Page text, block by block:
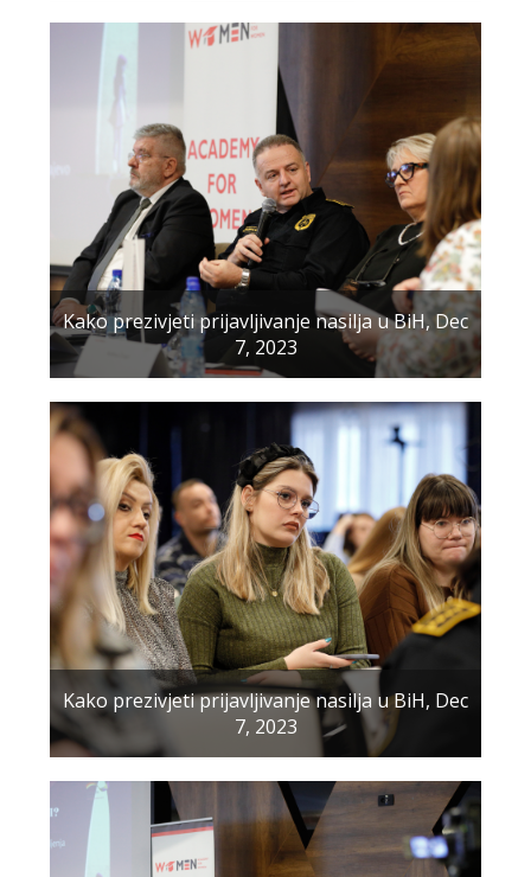
Kako prezivjeti prijavljivanje nasilja u BiH, Dec
7, 2023
Kako prezivjeti prijavljivanje nasilja u BiH, Dec
7, 2023